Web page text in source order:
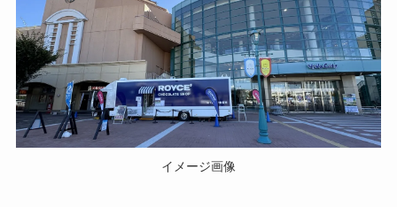
イメージ画像